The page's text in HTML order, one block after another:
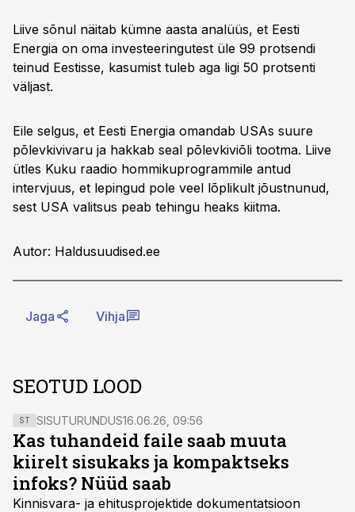
Liive sõnul näitab kümne aasta analüüs, et Eesti
Energia on oma investeeringutest üle 99 protsendi
teinud Eestisse, kasumist tuleb aga ligi 50 protsenti
väljast.
Eile selgus, et Eesti Energia omandab USAs suure
põlevkivivaru ja hakkab seal põlevkiviõli tootma. Liive
ütles Kuku raadio hommikuprogrammile antud
intervjuus, et lepingud pole veel lõplikult jõustnunud,
sest USA valitsus peab tehingu heaks kiitma.
Autor: Haldusuudised.ee
Jaga Vihja
SEOTUD LOOD
ST SISUTURUNDUS16.06.26, 09:56
Kas tuhandeid faile saab muuta
kiirelt sisukaks ja kompaktseks
infoks? Nüüd saab
Kinnisvara- ja ehitusprojektide dokumentatsioon